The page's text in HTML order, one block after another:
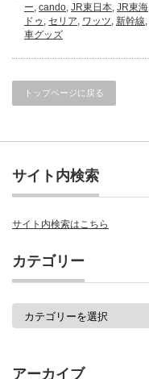
ー cando JR東日本 JR東海
ドゥ セリア ワッツ 新幹線
車グッズ
トップページに戻る
サイト内検索
サイト内検索はこちら
カテゴリー
カ
アーカイブ